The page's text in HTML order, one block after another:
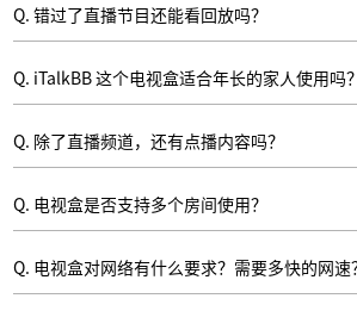
Q. 错过了直播节目还能看回放吗？
A. 可以！大部分频道支持7天节目回看功能，让您
Q. iTalkBB 这个电视盒适合年长的家人使用吗？
A. 非常适合！界面简洁、遥控操作简单，老人也能
Q. 除了直播频道，还有点播内容吗？
A. 当然有！iTalkBB 提供海量中文影视剧、综艺、
Q. 电视盒是否支持多个房间使用？
A. 一个电视盒支持一个电视观看，如需在多个房间
Q. 电视盒对网络有什么要求？需要多快的网速
A. 建议使用10Mbps以上的稳定宽带网络，支持